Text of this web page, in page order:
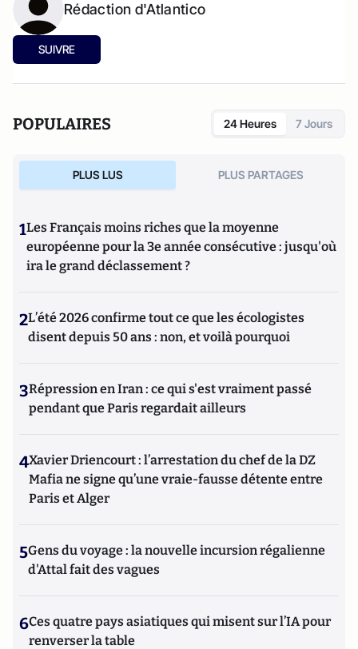
Rédaction d'Atlantico
SUIVRE
POPULAIRES 24 Heures 7 Jours
PLUS LUS PLUS PARTAGES
1Les Français moins riches que la moyenne
européenne pour la 3e année consécutive : jusqu'où
ira le grand déclassement ?
2L’été 2026 confirme tout ce que les écologistes
disent depuis 50 ans : non, et voilà pourquoi
3Répression en Iran : ce qui s'est vraiment passé
pendant que Paris regardait ailleurs
4Xavier Driencourt : l’arrestation du chef de la DZ
Mafia ne signe qu’une vraie-fausse détente entre
Paris et Alger
5Gens du voyage : la nouvelle incursion régalienne
d'Attal fait des vagues
6Ces quatre pays asiatiques qui misent sur l’IA pour
renverser la table